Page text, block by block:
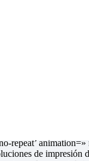
padding=’no-
uploads/2019/
id=»
min_height=»
border_color=»
repeat’
de impresión